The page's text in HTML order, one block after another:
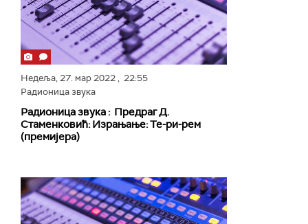
Недеља,27. мар 2022, 22:55
Радионица звука
Радионица звука : Предраг Д.
Стаменковић: Израњање: Те-ри-рем
(премијера)